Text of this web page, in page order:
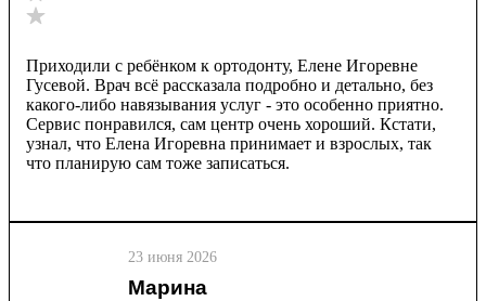
Приходили с ребёнком к ортодонту, Елене Игоревне
Гусевой. Врач всё рассказала подробно и детально, без
какого-либо навязывания услуг - это особенно приятно.
Сервис понравился, сам центр очень хороший. Кстати,
узнал, что Елена Игоревна принимает и взрослых, так
что планирую сам тоже записаться.
23 июня 2026
Марина